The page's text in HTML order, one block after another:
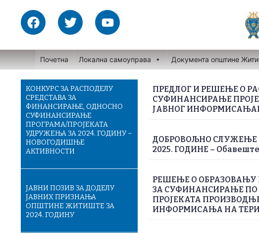
content
F
a
e
b
o
o
k
T
w
t
t
e
r
Y
o
t
u
b
e
Почетна Локална самоуправа Документа општине
КОНКУРС ЗА РАСПОДЕЛУ
СРЕДСТАВА ЗА
ФИНАНСИРАЊЕ, ОДНОСНО
СУФИНАНСИРАЊЕ
ПРОГРАМА/ПРОЈЕКАТА
УДРУЖЕЊА ЗА 2024. ГОДИНУ –
НОВОГОДИШЊЕ
АКТИВНОСТИ
ЈАВНИ ПОЗИВ ЗА ДОДЕЛУ
ЈАВНИХ ПРИЗНАЊА
ОПШТИНЕ ЖИТИШТЕ ЗА
2024. ГОДИНУ
ПРЕДЛОГ И РЕШЕЊЕ О
СУФИНАНСИРАЊЕ
JАВНОГ
ДОБРОВОЉНО СЛУЖЕЊЕ
2025. ГОДИНЕ –
РЕШЕЊЕ О ОБРАЗОВАЊУ
ЗА СУФИНАНСИРАЊЕ ПО
ПРОJЕКАТА
ИНФОРМИСАЊА НА